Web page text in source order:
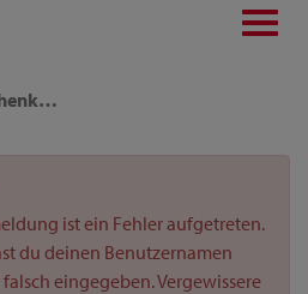
Geschenkverpackung Upcycling mit funkelnden Highlights
ist ein Fehler aufgetreten.
du deinen Benutzernamen
eingegeben. Vergewissere